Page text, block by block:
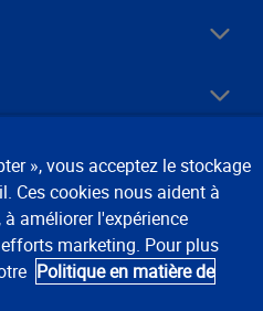
», vous acceptez le stockage
Ces cookies nous aident à
améliorer l'expérience
marketing. Pour plus
Politique en matière de